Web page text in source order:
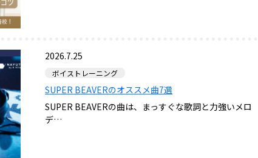
2026.7.25
ボイストレーニング
SUPER BEAVERのオススメ曲7選
SUPER BEAVERの曲は、まっすぐな歌詞と力強いメロ
デ…